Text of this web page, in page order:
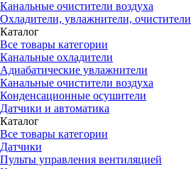
Канальные очистители воздуха
Охладители, увлажнители, очистители
Каталог
Все товары категории
Канальные охладители
Адиабатические увлажнители
Канальные очистители воздуха
Конденсационные осушители
Датчики и автоматика
Каталог
Все товары категории
Датчики
Пульты управления вентиляцией